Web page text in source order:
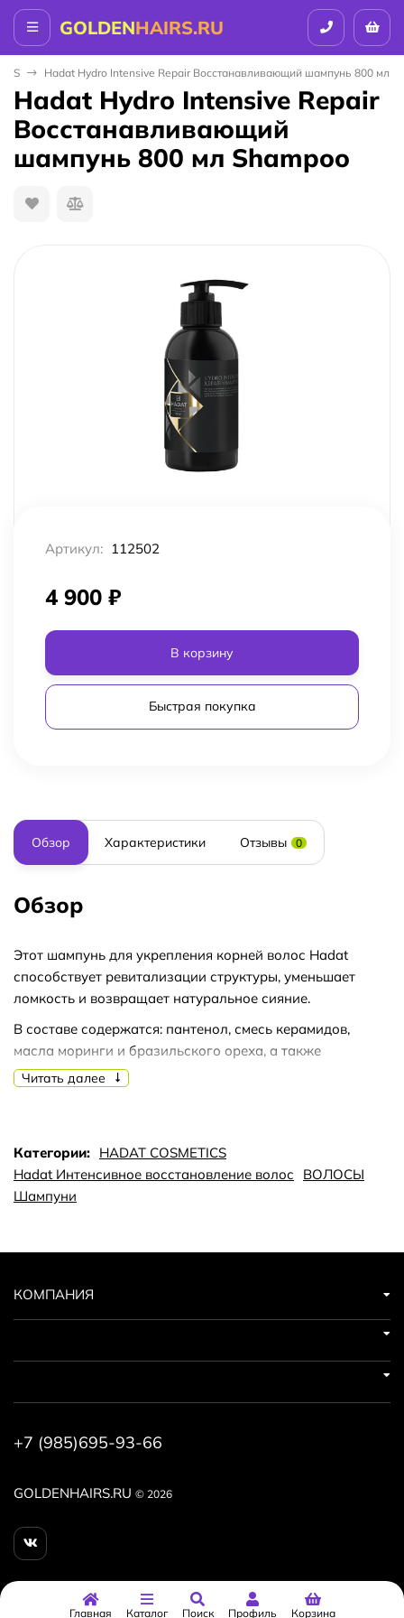
GOLDENHAIRS.RU
Hadat Hydro Intensive Repair Восстанавливающий шампунь 800 мл
Hadat Hydro Intensive Repair
Восстанавливающий
шампунь 800 мл Shampoo
Артикул: 112502
4 900 ₽
В корзину
Быстрая покупка
Обзор Характеристики Отзывы 0
Обзор
Этот шампунь для укрепления корней волос Hadat
способствует ревитализации структуры, уменьшает
ломкость и возвращает натуральное сияние.
В составе содержатся: пантенол, смесь керамидов,
масла моринги и бразильского ореха, а также
пшеничные протеины и экстракты морских водорослей.
морских водорослей насыщают витаминами и
минералами, укрепляют внутренние структуры и делают
волосы гораздо лучше изнутри и снаружи.
Читать далее
Категории: HADAT COSMETICS
Hadat Интенсивное восстановление волос
ВОЛОСЫ
Шампуни
GOLDENHAIRS.RU © 2026
КОМПАНИЯ
+7 (985)695-93-66
Главная Каталог Поиск Профиль Корзина